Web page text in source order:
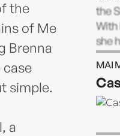
the
of Me
Brenna
simple.
a
the
With
she
lives
MAI